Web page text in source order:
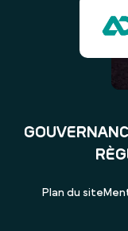
Plan du site